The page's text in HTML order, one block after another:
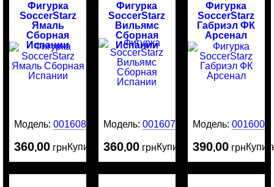
Фигурка
SoccerStarz
Ямаль
Сборная
Испании
Модель:0016080
360,00 грнКупить
Фигурка
SoccerStarz
Вильямс
Сборная
Испании
Модель:0016079
360,00 грнКупить
Фигурка
SoccerStarz
Габриэл ФК
Арсенал
Модель: 0016003
390,00 грн